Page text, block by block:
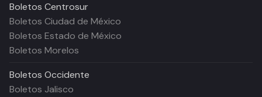
Boletos Centrosur
Boletos Ciudad de México
Boletos Estado de México
Boletos Morelos
Boletos Occidente
Boletos Jalisco